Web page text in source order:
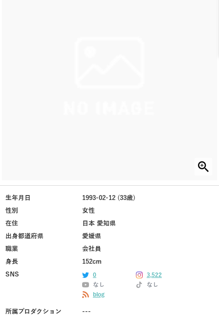
生年月日
1993-02-12 (33歳)
性別
女性
在住
日本 愛知県
出身都道府県
愛媛県
職業
会社員
身長
152cm
SNS
0
3,522
なし
なし
blog
所属プロダクション ---